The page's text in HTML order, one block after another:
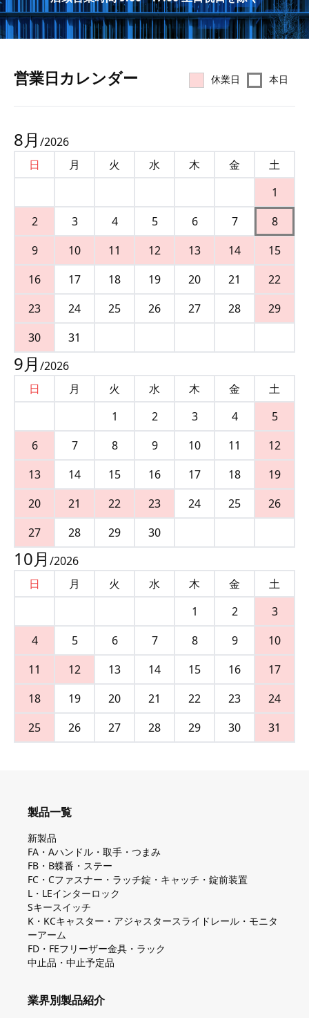
営業⽇カレンダー 休業日 本日
8月 /2026
日
月 火 水 木 金
土
1
2
3 4 5 6 7
8
9
10 11 12 13 14
15
16
17 18 19 20 21
22
23
24 25 26 27 28
29
30
31
9月 /2026
日
月 火 水 木 金
土
1
2 3 4
5
6
7 8 9 10 11
12
13
14 15 16 17 18
19
20
21 22 23 24 25
26
27
28 29 30
10月 /2026
日
月 火 水 木 金
土
1
2
3
4
5 6 7 8 9
10
11
12 13 14 15 16
17
18
19 20 21 22 23
24
25
26 27 28 29 30 31
製品一覧
新製品
FA・Aハンドル・取手・つまみ
FB・B蝶番・ステー
FC・Cファスナー・ラッチ錠・キャッチ・錠前装置
L・LEインターロック
Sキースイッチ
K・KCキャスター・アジャスタースライドレール・モニタ
ーアーム
FD・FEフリーザー金具・ラック
中止品・中止予定品
業界別製品紹介